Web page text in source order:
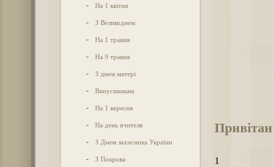
- На 1 квітня
- З Великоднем
- На 1 травня
- На 9 травня
- З днем матері
- Випускникам
- На 1 вересня
- На день вчителя
- З Днем захисника України
- З Покрова 1